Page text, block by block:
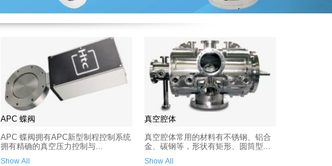
APC 蝶阀
APC 蝶阀拥有APC新型制程控制系统
拥有精确的真空压力控制与...
Show All
真空腔体
真空腔体常用的材料有不锈钢、铝合
金、碳钢等，形状有矩形、圆筒型...
Show All